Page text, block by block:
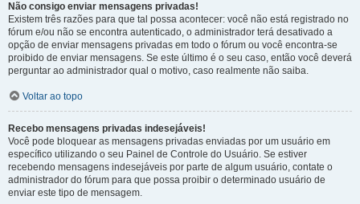
Não consigo enviar mensagens privadas!
Existem três razões para que tal possa acontecer: você não está registrado no
fórum e/ou não se encontra autenticado, o administrador terá desativado a
opção de enviar mensagens privadas em todo o fórum ou você encontra-se
proibido de enviar mensagens. Se este último é o seu caso, então você deverá
perguntar ao administrador qual o motivo, caso realmente não saiba.
Voltar ao topo
Recebo mensagens privadas indesejáveis!
Você pode bloquear as mensagens privadas enviadas por um usuário em
específico utilizando o seu Painel de Controle do Usuário. Se estiver
recebendo mensagens indesejáveis por parte de algum usuário, contate o
administrador do fórum para que possa proibir o determinado usuário de
enviar este tipo de mensagem.